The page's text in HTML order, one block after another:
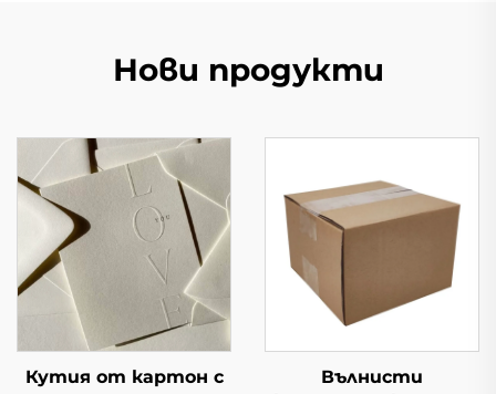
Нови продукти
Кутия от картон с
Вълнисти